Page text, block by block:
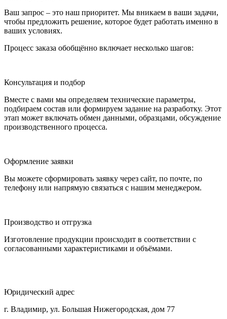
Ваш запрос – это наш приоритет. Мы вникаем в ваши задачи,
чтобы предложить решение, которое будет работать именно в
ваших условиях.
Процесс заказа обобщённо включает несколько шагов:
Консультация и подбор
Вместе с вами мы определяем технические параметры,
подбираем состав или формируем задание на разработку. Этот
этап может включать обмен данными, образцами, обсуждение
производственного процесса.
Оформление заявки
Вы можете сформировать заявку через сайт, по почте, по
телефону или напрямую связаться с нашим менеджером.
Производство и отгрузка
Изготовление продукции происходит в соответствии с
согласованными характеристиками и объёмами.
Юридический адрес
г. Владимир, ул. Большая Нижегородская, дом 77